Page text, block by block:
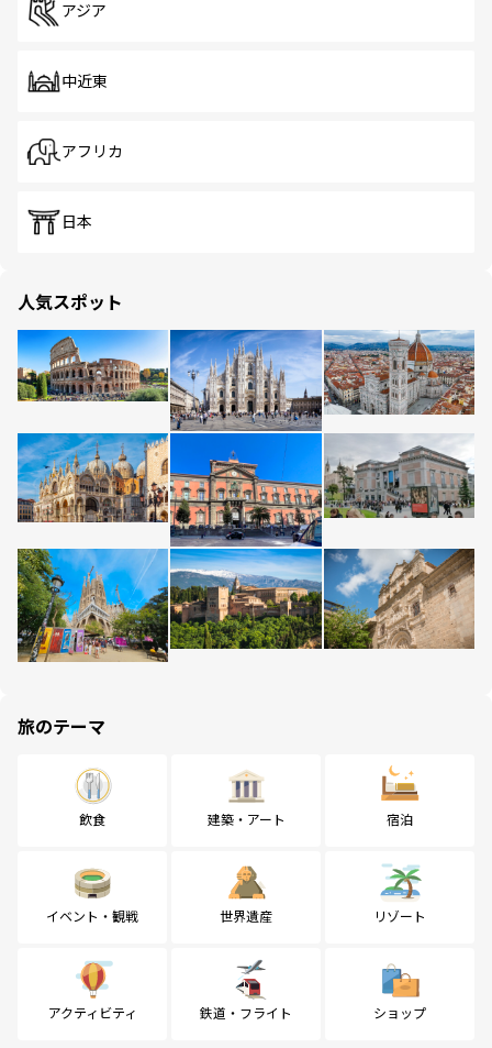
アジア
中近東
アフリカ
日本
人気スポット
旅のテーマ
飲食 建築・アート 宿泊
イベント・観戦 世界遺産 リゾート
アクティビティ 鉄道・フライト ショップ